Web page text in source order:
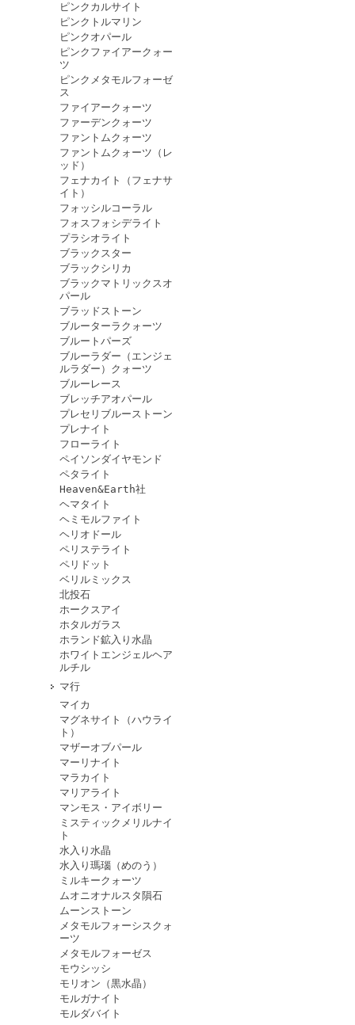
ピンクカルサイト
ピンクトルマリン
ピンクオパール
ピンクファイアークォー
ツ
ピンクメタモルフォーゼ
ス
ファイアークォーツ
ファーデンクォーツ
ファントムクォーツ
ファントムクォーツ（レ
ッド）
フェナカイト（フェナサ
イト）
フォッシルコーラル
フォスフォシデライト
プラシオライト
ブラックスター
ブラックシリカ
ブラックマトリックスオ
パール
ブラッドストーン
ブルーターラクォーツ
ブルートパーズ
ブルーラダー（エンジェ
ルラダー）クォーツ
ブルーレース
ブレッチアオパール
プレセリブルーストーン
プレナイト
フローライト
ペイソンダイヤモンド
ペタライト
Heaven&Earth社
ヘマタイト
ヘミモルファイト
ヘリオドール
ペリステライト
ペリドット
ベリルミックス
北投石
ホークスアイ
ホタルガラス
ホランド鉱入り水晶
ホワイトエンジェルヘア
ルチル
マ行
マイカ
マグネサイト（ハウライ
ト）
マザーオブパール
マーリナイト
マラカイト
マリアライト
マンモス・アイボリー
ミスティックメリルナイ
ト
水入り水晶
水入り瑪瑙（めのう）
ミルキークォーツ
ムオニオナルスタ隕石
ムーンストーン
メタモルフォーシスクォ
ーツ
メタモルフォーゼス
モウシッシ
モリオン（黒水晶）
モルガナイト
モルダバイト